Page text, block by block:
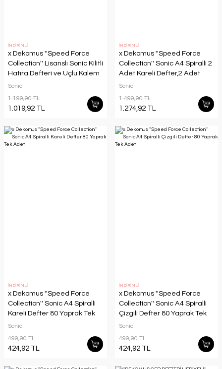
İNDİRİMLİ
x Dekomus ''Speed Force
Collection'' Lisanslı Sonic Kilitli
Hatıra Defteri ve Uçlu Kalem
Seti
Sonic
1.199,90 TL
1.019,92 TL
İNDİRİMLİ
x Dekomus ''Speed Force
Collection'' Sonic A4 Spiralli 2
Adet Kareli Defter,2 Adet
Çizgili Defter 80 Yaprak
Sonic
1.499,90 TL
1.274,92 TL
İNDİRİMLİ
x Dekomus ''Speed Force
Collection'' Sonic A4 Spiralli
Kareli Defter 80 Yaprak Tek
Adet
Sonic
499,90 TL
424,92 TL
İNDİRİMLİ
x Dekomus ''Speed Force
Collection'' Sonic A4 Spiralli
Çizgili Defter 80 Yaprak Tek
Adet
Sonic
499,90 TL
424,92 TL